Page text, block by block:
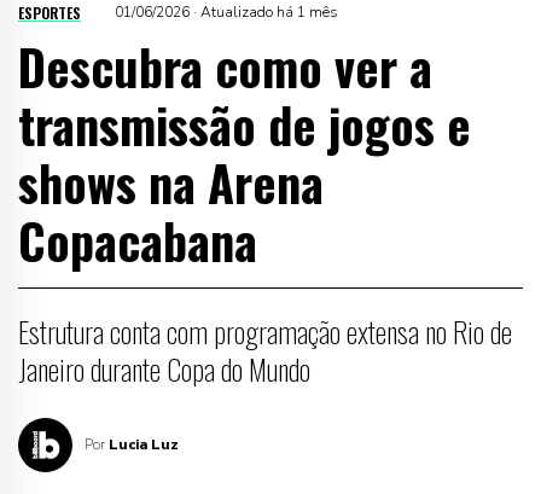
ESPORTES 01/06/2026 · Atualizado há 1 mês
Descubra como ver a
transmissão de jogos e
shows na Arena
Copacabana
Estrutura conta com programação extensa no Rio de
Janeiro durante Copa do Mundo
Por Lucia Luz